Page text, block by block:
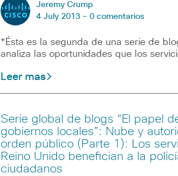
Jeremy Crump
4 July 2013 - 0 comentarios
*Ésta es la segunda de una serie de
analiza las oportunidades que los
Leer mas
Serie global de blogs “El papel
gobiernos locales”: Nube y
orden público (Parte 1): Los
Reino Unido benefician a la
ciudadanos